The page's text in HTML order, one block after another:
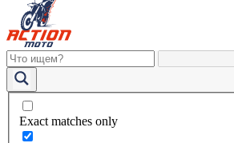
Exact matches only